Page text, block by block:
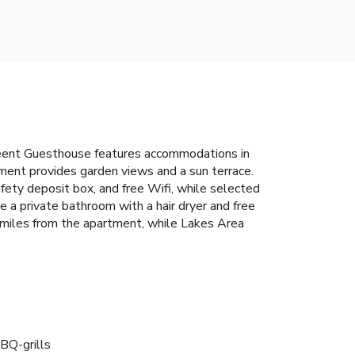
Guesthouse features accommodations in
provides garden views and a sun terrace.
deposit box, and free Wifi, while selected
private bathroom with a hair dryer and free
from the apartment, while Lakes Area
grills